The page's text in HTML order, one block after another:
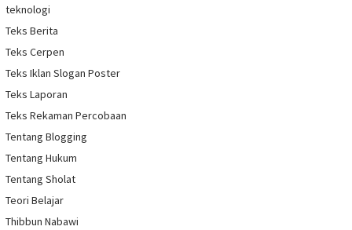
teknologi
Teks Berita
Teks Cerpen
Teks Iklan Slogan Poster
Teks Laporan
Teks Rekaman Percobaan
Tentang Blogging
Tentang Hukum
Tentang Sholat
Teori Belajar
Thibbun Nabawi